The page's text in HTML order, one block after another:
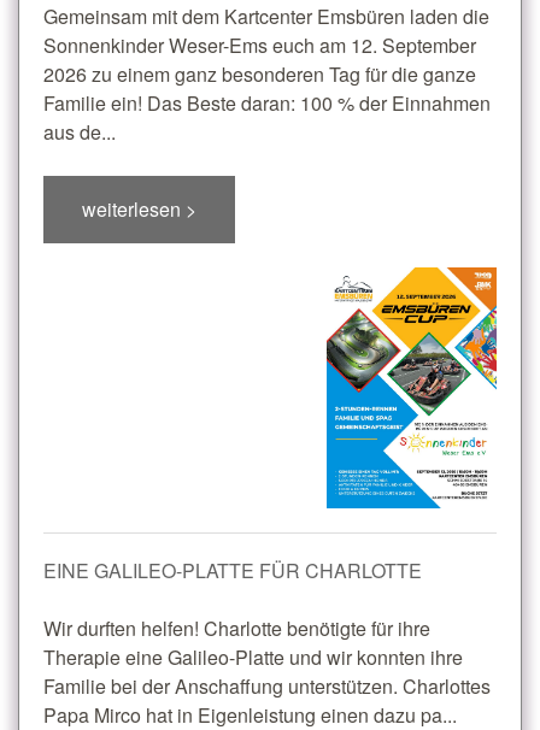
Gemeinsam mit dem Kartcenter Emsbüren laden die
Sonnenkinder Weser-Ems euch am 12. September
2026 zu einem ganz besonderen Tag für die ganze
Familie ein! Das Beste daran: 100 % der Einnahmen
aus de...
weiterlesen >
EINE GALILEO-PLATTE FÜR CHARLOTTE
Wir durften helfen! Charlotte benötigte für ihre
Therapie eine Galileo-Platte und wir konnten ihre
Familie bei der Anschaffung unterstützen. Charlottes
Papa Mirco hat in Eigenleistung einen dazu pa...